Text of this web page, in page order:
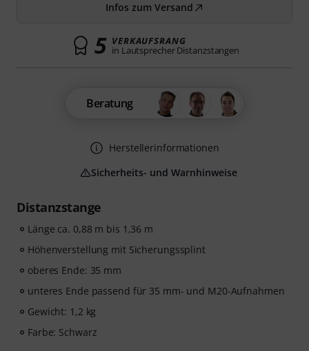
Distanzstange
Länge ca. 0,88 m bis 1,36 m
Höhenverstellung mit Sicherungssplint
oberes Ende: 35 mm
unteres Ende passend für 35 mm- und M20-Aufnahmen
Gewicht: 1,2 kg
Farbe: Schwarz
Infos zum Versand
5 VERKAUFSRANG
in Lautsprecher Distanzstangen
Beratung
Herstellerinformationen
Sicherheits- und Warnhinweise